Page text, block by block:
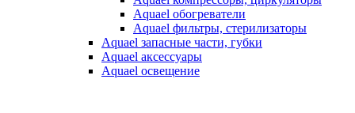
Aquael обогреватели
Aquael фильтры, стерилизаторы
Aquael запасные части, губки
Aquael аксессуары
Aquael освещение